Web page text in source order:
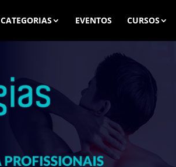
CATEGORIAS EVENTOS CURSOS